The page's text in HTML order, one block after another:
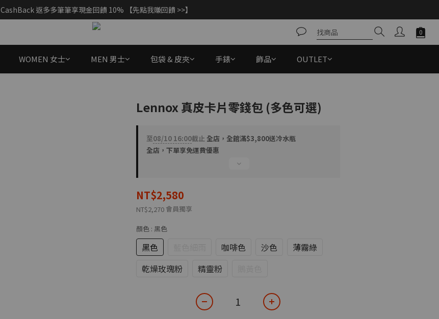
父親節獻禮｜加入/登入會員，新品享88折 >>
CashBack 返多多筆筆享現金回饋 10% 【先點我賺回饋 >>】
父親節獻禮｜加入/登入會員，新品享88折 >>
WOMEN 女士 MEN 男士 包袋 & 皮夾 手錶 飾品 OUTLET
Lennox 真皮卡片零錢包 (多色可選)
至08/10 16:00截止全店，全館滿$3,800送冷水瓶
全店，下單享免運費優惠
NT$2,580
NT$2,270 會員獨享
顏色 : 黑色
黑色 咖啡色 沙色
薄霧綠
乾燥玫瑰粉
精靈粉